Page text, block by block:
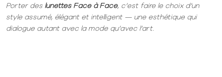
Porter des lunettes Face à Face, c’est faire le choix d’un
style assumé, élégant et intelligent — une esthétique qui
dialogue autant avec la mode qu’avec l’art.